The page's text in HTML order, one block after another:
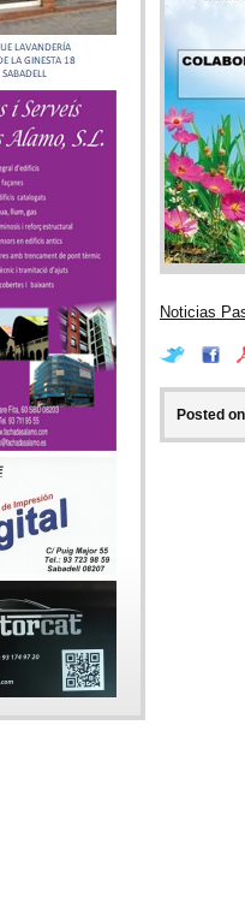
Noticias
Posted